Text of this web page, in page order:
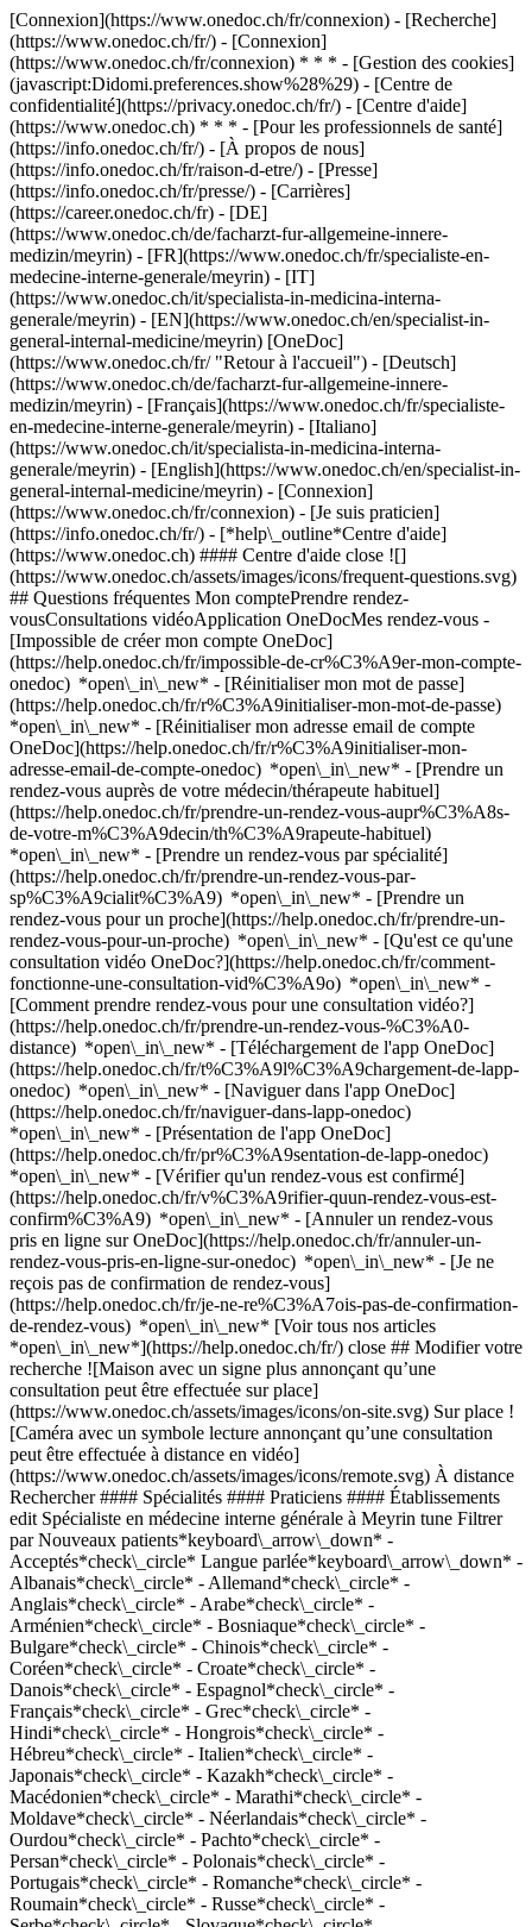
[Connexion](https://www.onedoc.ch/fr/connexion) - [Recherche]
(https://www.onedoc.ch/fr/) - [Connexion]
(https://www.onedoc.ch/fr/connexion) * * * - [Gestion des cookies]
(javascript:Didomi.preferences.show%28%29) - [Centre de
confidentialité](https://privacy.onedoc.ch/fr/) - [Centre d'aide]
(https://www.onedoc.ch) * * * - [Pour les professionnels de santé]
(https://info.onedoc.ch/fr/) - [À propos de nous]
(https://info.onedoc.ch/fr/raison-d-etre/) - [Presse]
(https://info.onedoc.ch/fr/presse/) - [Carrières]
(https://career.onedoc.ch/fr) - [DE]
(https://www.onedoc.ch/de/facharzt-fur-allgemeine-innere-
medizin/meyrin) - [FR](https://www.onedoc.ch/fr/specialiste-en-
medecine-interne-generale/meyrin) - [IT]
(https://www.onedoc.ch/it/specialista-in-medicina-interna-
generale/meyrin) - [EN](https://www.onedoc.ch/en/specialist-in-
general-internal-medicine/meyrin) [OneDoc]
(https://www.onedoc.ch/fr/ "Retour à l'accueil") - [Deutsch]
(https://www.onedoc.ch/de/facharzt-fur-allgemeine-innere-
medizin/meyrin) - [Français](https://www.onedoc.ch/fr/specialiste-
en-medecine-interne-generale/meyrin) - [Italiano]
(https://www.onedoc.ch/it/specialista-in-medicina-interna-
generale/meyrin) - [English](https://www.onedoc.ch/en/specialist-in-
general-internal-medicine/meyrin) - [Connexion]
(https://www.onedoc.ch/fr/connexion) - [Je suis praticien]
(https://info.onedoc.ch/fr/) - [*help\_outline*Centre d'aide]
(https://www.onedoc.ch) #### Centre d'aide close ![]
(https://www.onedoc.ch/assets/images/icons/frequent-questions.svg)
## Questions fréquentes Mon comptePrendre rendez-
vousConsultations vidéoApplication OneDocMes rendez-vous -
[Impossible de créer mon compte OneDoc]
(https://help.onedoc.ch/fr/impossible-de-cr%C3%A9er-mon-compte-
onedoc) *open\_in\_new* - [Réinitialiser mon mot de passe]
(https://help.onedoc.ch/fr/r%C3%A9initialiser-mon-mot-de-passe)
*open\_in\_new* - [Réinitialiser mon adresse email de compte
OneDoc](https://help.onedoc.ch/fr/r%C3%A9initialiser-mon-
adresse-email-de-compte-onedoc) *open\_in\_new* - [Prendre un
rendez-vous auprès de votre médecin/thérapeute habituel]
(https://help.onedoc.ch/fr/prendre-un-rendez-vous-aupr%C3%A8s-
de-votre-m%C3%A9decin/th%C3%A9rapeute-habituel)
*open\_in\_new* - [Prendre un rendez-vous par spécialité]
(https://help.onedoc.ch/fr/prendre-un-rendez-vous-par-
sp%C3%A9cialit%C3%A9) *open\_in\_new* - [Prendre un
rendez-vous pour un proche](https://help.onedoc.ch/fr/prendre-un-
rendez-vous-pour-un-proche) *open\_in\_new* - [Qu'est ce qu'une
consultation vidéo OneDoc?](https://help.onedoc.ch/fr/comment-
fonctionne-une-consultation-vid%C3%A9o) *open\_in\_new* -
[Comment prendre rendez-vous pour une consultation vidéo?]
(https://help.onedoc.ch/fr/prendre-un-rendez-vous-%C3%A0-
distance) *open\_in\_new* - [Téléchargement de l'app OneDoc]
(https://help.onedoc.ch/fr/t%C3%A9l%C3%A9chargement-de-lapp-
onedoc) *open\_in\_new* - [Naviguer dans l'app OneDoc]
(https://help.onedoc.ch/fr/naviguer-dans-lapp-onedoc)
*open\_in\_new* - [Présentation de l'app OneDoc]
(https://help.onedoc.ch/fr/pr%C3%A9sentation-de-lapp-onedoc)
*open\_in\_new* - [Vérifier qu'un rendez-vous est confirmé](https://help.onedoc.ch/fr/v%C3%A9rifier-quun-rendez-vous-est-confirm%C3%A9) *open\_in\_new* - [Annuler un rendez-vous pris en ligne sur OneDoc](https://help.onedoc.ch/fr/annuler-un-rendez-vous-pris-en-ligne-sur-onedoc) *open\_in\_new* - [Je ne reçois pas de confirmation de rendez-vous](https://help.onedoc.ch/fr/je-ne-re%C3%A7ois-pas-de-confirmation-de-rendez-vous) *open\_in\_new* [Voir tous nos articles *open\_in\_new*](https://help.onedoc.ch/fr/) close ## Modifier votre recherche ![Maison avec un signe plus annonçant qu’une consultation peut être effectuée sur place](https://www.onedoc.ch/assets/images/icons/on-site.svg) Sur place ![Caméra avec un symbole lecture annonçant qu’une consultation peut être effectuée à distance en vidéo](https://www.onedoc.ch/assets/images/icons/remote.svg) À distance Rechercher #### Spécialités #### Praticiens #### Établissements edit Spécialiste en médecine interne générale à Meyrin tune Filtrer par Nouveaux patients*keyboard\_arrow\_down* - Acceptés*check\_circle* Langue parlée*keyboard\_arrow\_down* - Albanais*check\_circle* - Allemand*check\_circle* - Anglais*check\_circle* - Arabe*check\_circle* - Arménien*check\_circle* - Bosniaque*check\_circle* - Bulgare*check\_circle* - Chinois*check\_circle* - Coréen*check\_circle* - Croate*check\_circle* - Danois*check\_circle* - Espagnol*check\_circle* - Français*check\_circle* - Grec*check\_circle* - Hindi*check\_circle* - Hongrois*check\_circle* - Hébreu*check\_circle* - Italien*check\_circle* - Japonais*check\_circle* - Kazakh*check\_circle* - Macédonien*check\_circle* - Marathi*check\_circle* - Moldave*check\_circle* - Néerlandais*check\_circle* - Ourdou*check\_circle* - Pachto*check\_circle* - Persan*check\_circle* - Polonais*check\_circle* - Portugais*check\_circle* - Romanche*check\_circle* - Roumain*check\_circle* - Russe*check\_circle* - Serbe*check\_circle* - Slovaque*check\_circle* - Slovène*check\_circle* - Somali*check\_circle* - Suédois*check\_circle* - Tchèque*check\_circle* - Turc*check\_circle* - Vietnamien*check\_circle* - Wolof*check\_circle* Sexe*keyboard\_arrow\_down* - Femme*check\_circle* - Homme*check\_circle* Réseau*keyboard\_arrow\_down* - Hirslanden*check\_circle* - Swiss Medical Network*check\_circle* - REMED*check\_circle* - mediX*check\_circle* - Medbase*check\_circle* - Magellan*check\_circle* - Réseau Delta*check\_circle* Disponibilité*keyboard\_arrow\_down* - Disponible aujourdhui*check\_circle* - Dans les 3 prochains jours*check\_circle* - Dans les 7 prochains jours*check\_circle* - Dans les 14 prochains jours*check\_circle* # Spécialiste en médecine interne générale à Meyrin: prenez rendez-vous en ligne aujourd'hui ## 11 résultats à Meyrin [![Dr. Aliénor Conus, spécialiste en médecine interne générale à Meyrin](https://assets.onedoc.ch/images/users/c4077577d92e350de1ada0bd39f3836ce0b2415fa939068aecb4c493ba3b3505-small.jpg "Dr. Aliénor Conus, spécialiste en médecine interne générale à Meyrin")](https://www.onedoc.ch/fr/specialiste-en-medecine-interne-generale/meyrin/pcr7h/dr-alienor-conus) ### [Dr. Aliénor Conus](https://www.onedoc.ch/fr/specialiste-en-medecine-interne-generale/meyrin/pcr7h/dr-alienor-conus) ![Badge indiquant un profil vérifié](https://www.onedoc.ch/assets/images/icons/checkmark.svg) Spécialiste en médecine interne générale [Centre Médical Meyrin Village - 2ème étage](https://www.onedoc.ch/fr/centre-medical/meyrin/e88k/centre-medical-meyrin-village-2eme-etage) Chemin Antoine-Verchère 6 1217 Meyrin ![Icône patient avec un signe plus annonçant que le professionnel accepte de nouveaux patients](https://www.onedoc.ch/assets/images/icons/new-patients.svg)Accepte les nouveaux patients [Réserver un RDV](https://www.onedoc.ch/fr/specialiste-en-medecine-interne-generale/meyrin/pcr7h/dr-alienor-conus) Expertises:[Check-up | bilan de santé](https://www.onedoc.ch/fr/check-up-bilan-de-sante/meyrin), [Urgence en médecine générale](https://www.onedoc.ch/fr/urgence-en-medecine-generale/meyrin)Voir plus *chevron\_left* mar. 04 août *chevron\_right* Voir plus de rendez-vous *error\_outline* Une erreur s'est produite lors du chargement des disponibilités [Réessayer](https://www.onedoc.ch) Expertises:[Check-up | bilan de santé](https://www.onedoc.ch/fr/check-up-bilan-de-sante/meyrin), [Urgence en médecine générale](https://www.onedoc.ch/fr/urgence-en-medecine-generale/meyrin)Voir plus [![Dr. Cédric Lanier, spécialiste en médecine interne générale à Meyrin](https://assets.onedoc.ch/images/users/647dbc99c9640cc9760a37f481b46a9568e0f15855d2f92166076dd466c20162-small.jpg "Dr. Cédric Lanier, spécialiste en médecine interne générale à Meyrin")](https://www.onedoc.ch/fr/specialiste-en-medecine-interne-generale/meyrin/pys1/dr-cedric-lanier) ### [Dr. Cédric Lanier](https://www.onedoc.ch/fr/specialiste-en-medecine-interne-generale/meyrin/pys1/dr-cedric-lanier) ![Badge indiquant un profil vérifié](https://www.onedoc.ch/assets/images/icons/checkmark.svg) Spécialiste en médecine interne générale [Cabinet de Médecine Générale Meyrin](https://www.onedoc.ch/fr/cabinet-medical/meyrin/eqnm/cabinet-de-medecine-generale-meyrin) Avenue J.-D.-Maillard 11 1217 Meyrin ![Dr. Cédric Lanier est affilié au réseau REMED](https://assets.onedoc.ch/images/networks/logos/69370ff5361754d1928baefeac07f362b32f591fb27e17140139073ce5f51c5b-small.png)![Dr. Cédric Lanier est affilié au réseau Réseau Delta](https://assets.onedoc.ch/images/networks/logos/bc7306ac026c686f85d463e96b3cb0053f7de03c9f7a5fae3aa7114a276838ea-small.png) ![Icône patient avec un signe moins annonçant que le professionnel n’accepte pas de nouveaux patients](https://www.onedoc.ch/assets/images/icons/no-new-patients.svg)N'accepte pas de nouveaux patients [Réserver un RDV](https://www.onedoc.ch/fr/specialiste-en-medecine-interne-generale/meyrin/pys1/dr-cedric-lanier) Expertises:[Urgence en médecine générale](https://www.onedoc.ch/fr/urgence-en-medecine-generale/meyrin), [Burn out](https://www.onedoc.ch/fr/burn-out/meyrin), [Check-up | bilan de santé](https://www.onedoc.ch/fr/check-up-bilan-de-sante/meyrin), [Asthme](https://www.onedoc.ch/fr/asthme/meyrin), [Mesure de la pression artérielle | Tension](https://www.onedoc.ch/fr/mesure-de-la-pression-arterielle-tension/meyrin), [Constipation](https://www.onedoc.ch/fr/constipation/meyrin), [Pharyngite](https://www.onedoc.ch/fr/pharyngite/meyrin)Voir plus *chevron\_left* mar. 04 août *chevron\_right* Voir plus de rendez-vous *error\_outline* Une erreur s'est produite lors du chargement des disponibilités [Réessayer](https://www.onedoc.ch) Expertises:[Urgence en médecine générale](https://www.onedoc.ch/fr/urgence-en-medecine-generale/meyrin), [Burn out](https://www.onedoc.ch/fr/burn-out/meyrin), [Check-up | bilan de santé](https://www.onedoc.ch/fr/check-up-bilan-de-sante/meyrin), [Asthme](https://www.onedoc.ch/fr/asthme/meyrin), [Mesure de la pression artérielle | Tension](https://www.onedoc.ch/fr/mesure-de-la-pression-arterielle-tension/meyrin), [Constipation](https://www.onedoc.ch/fr/constipation/meyrin), [Pharyngite](https://www.onedoc.ch/fr/pharyngite/meyrin)Voir plus [![Dr. Laurence Legout, infectiologue à Meyrin](https://assets.onedoc.ch/images/users/4993333cb41b081b83084ba26542c753952beedd2c93549d36d9bdbef87c6647-small.png "Dr. Laurence Legout, infectiologue à Meyrin")](https://www.onedoc.ch/fr/infectiologue/meyrin/pcl9e/dr-laurence-legout) ### [Dr. Laurence Legout](https://www.onedoc.ch/fr/infectiologue/meyrin/pcl9e/dr-laurence-legout) [Infectiologue](https://www.onedoc.ch/fr/infectiologue/meyrin), Spécialiste en médecine interne générale [Centre Médical de Meyrin / CMM](https://www.onedoc.ch/fr/centre-medical/meyrin/ezu/centre-medical-de-meyrin-cmm) Rue des Lattes 21b 1217 Meyrin ![Dr. Laurence Legout est affiliée au réseau Réseau Delta](https://assets.onedoc.ch/images/networks/logos/bc7306ac026c686f85d463e96b3cb0053f7de03c9f7a5fae3aa7114a276838ea-small.png) ![Icône patient avec un signe plus annonçant que le professionnel accepte de nouveaux patients](https://www.onedoc.ch/assets/images/icons/new-patients.svg)Accepte les nouveaux patients [Réserver un RDV](https://www.onedoc.ch/fr/infectiologue/meyrin/pcl9e/dr-laurence-legout) Expertises:[Dépistage VIH | HIV](https://www.onedoc.ch/fr/depistage-vih-hiv/meyrin), [Maladies Sexuellement Transmissibles | Infections Sexuellement Transmissibles (MST/IST)](https://www.onedoc.ch/fr/maladies-sexuellement-transmissibles-infections-sexuellement-transmissibles-mst-ist/meyrin)Voir plus Expertises:[Dépistage VIH | HIV](https://www.onedoc.ch/fr/depistage-vih-hiv/meyrin), [Maladies Sexuellement Transmissibles | Infections Sexuellement Transmissibles (MST/IST)](https://www.onedoc.ch/fr/maladies-sexuellement-transmissibles-infections-sexuellement-transmissibles-mst-ist/meyrin)Voir plus [![Dr. Anne-Valérie Bugnon-Reber, spécialiste en médecine interne générale à Meyrin](https://assets.onedoc.ch/images/users/71a496b74af7e3fee34c06198f3b815cbd5c6c2d82ee25b180f934b47eb9f584-small.png "Dr. Anne-Valérie Bugnon-Reber, spécialiste en médecine interne générale à Meyrin")](https://www.onedoc.ch/fr/specialiste-en-medecine-interne-generale/meyrin/p8c/dr-anne-valerie-bugnon-reber) ### [Dr. Anne-Valérie Bugnon-Reber](https://www.onedoc.ch/fr/specialiste-en-medecine-interne-generale/meyrin/p8c/dr-anne-valerie-bugnon-reber) ![Badge indiquant un profil vérifié](https://www.onedoc.ch/assets/images/icons/checkmark.svg) Spécialiste en médecine interne générale [Centre Médical de Meyrin / CMM](https://www.onedoc.ch/fr/centre-medical/meyrin/ezu/centre-medical-de-meyrin-cmm) Rue des Lattes 21b 1217 Meyrin ![Icône patient avec un signe moins annonçant que le professionnel n’accepte pas de nouveaux patients](https://www.onedoc.ch/assets/images/icons/no-new-patients.svg)N'accepte pas de nouveaux patients [Réserver un RDV](https://www.onedoc.ch/fr/specialiste-en-medecine-interne-ge